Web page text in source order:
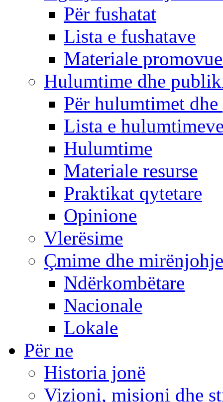
Për fushatat
Lista e fushatave
Materiale
Hulumtime dhe
Për hulumtimet
Lista e
Hulumtime
Materiale resurse
Praktikat qytetare
Opinione
Vlerësime
Çmime dhe mirënjohje
Ndërkombëtare
Nacionale
Lokale
Për ne
Historia jonë
Vizioni, misioni dhe